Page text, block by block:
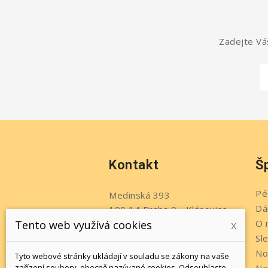
Zadejte
Kontakt
Medinská 393
190 14 Praha 9 - Klánovice
Česko
Telefon: +420 737 215 611
O
Tento web využívá cookies x
Tyto webové stránky ukládají v souladu se zákony na vaše